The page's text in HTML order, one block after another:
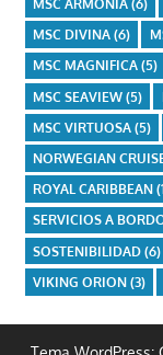
MSC ARMONIA(6)
MSC DIVINA(6)
MSC MAGNIFICA(5)
MSC SEAVIEW(5)
MSC VIRTUOSA(5)
NORWEGIAN
ROYAL CARIBBEAN
SERVICIOS A
SOSTENIBILIDAD(6)
VIKING ORION(3)